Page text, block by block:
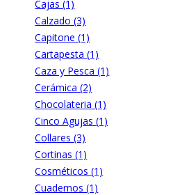
Cajas (1)
Calzado (3)
Capitone (1)
Cartapesta (1)
Caza y Pesca (1)
Cerámica (2)
Chocolateria (1)
Cinco Agujas (1)
Collares (3)
Cortinas (1)
Cosméticos (1)
Cuadernos (1)